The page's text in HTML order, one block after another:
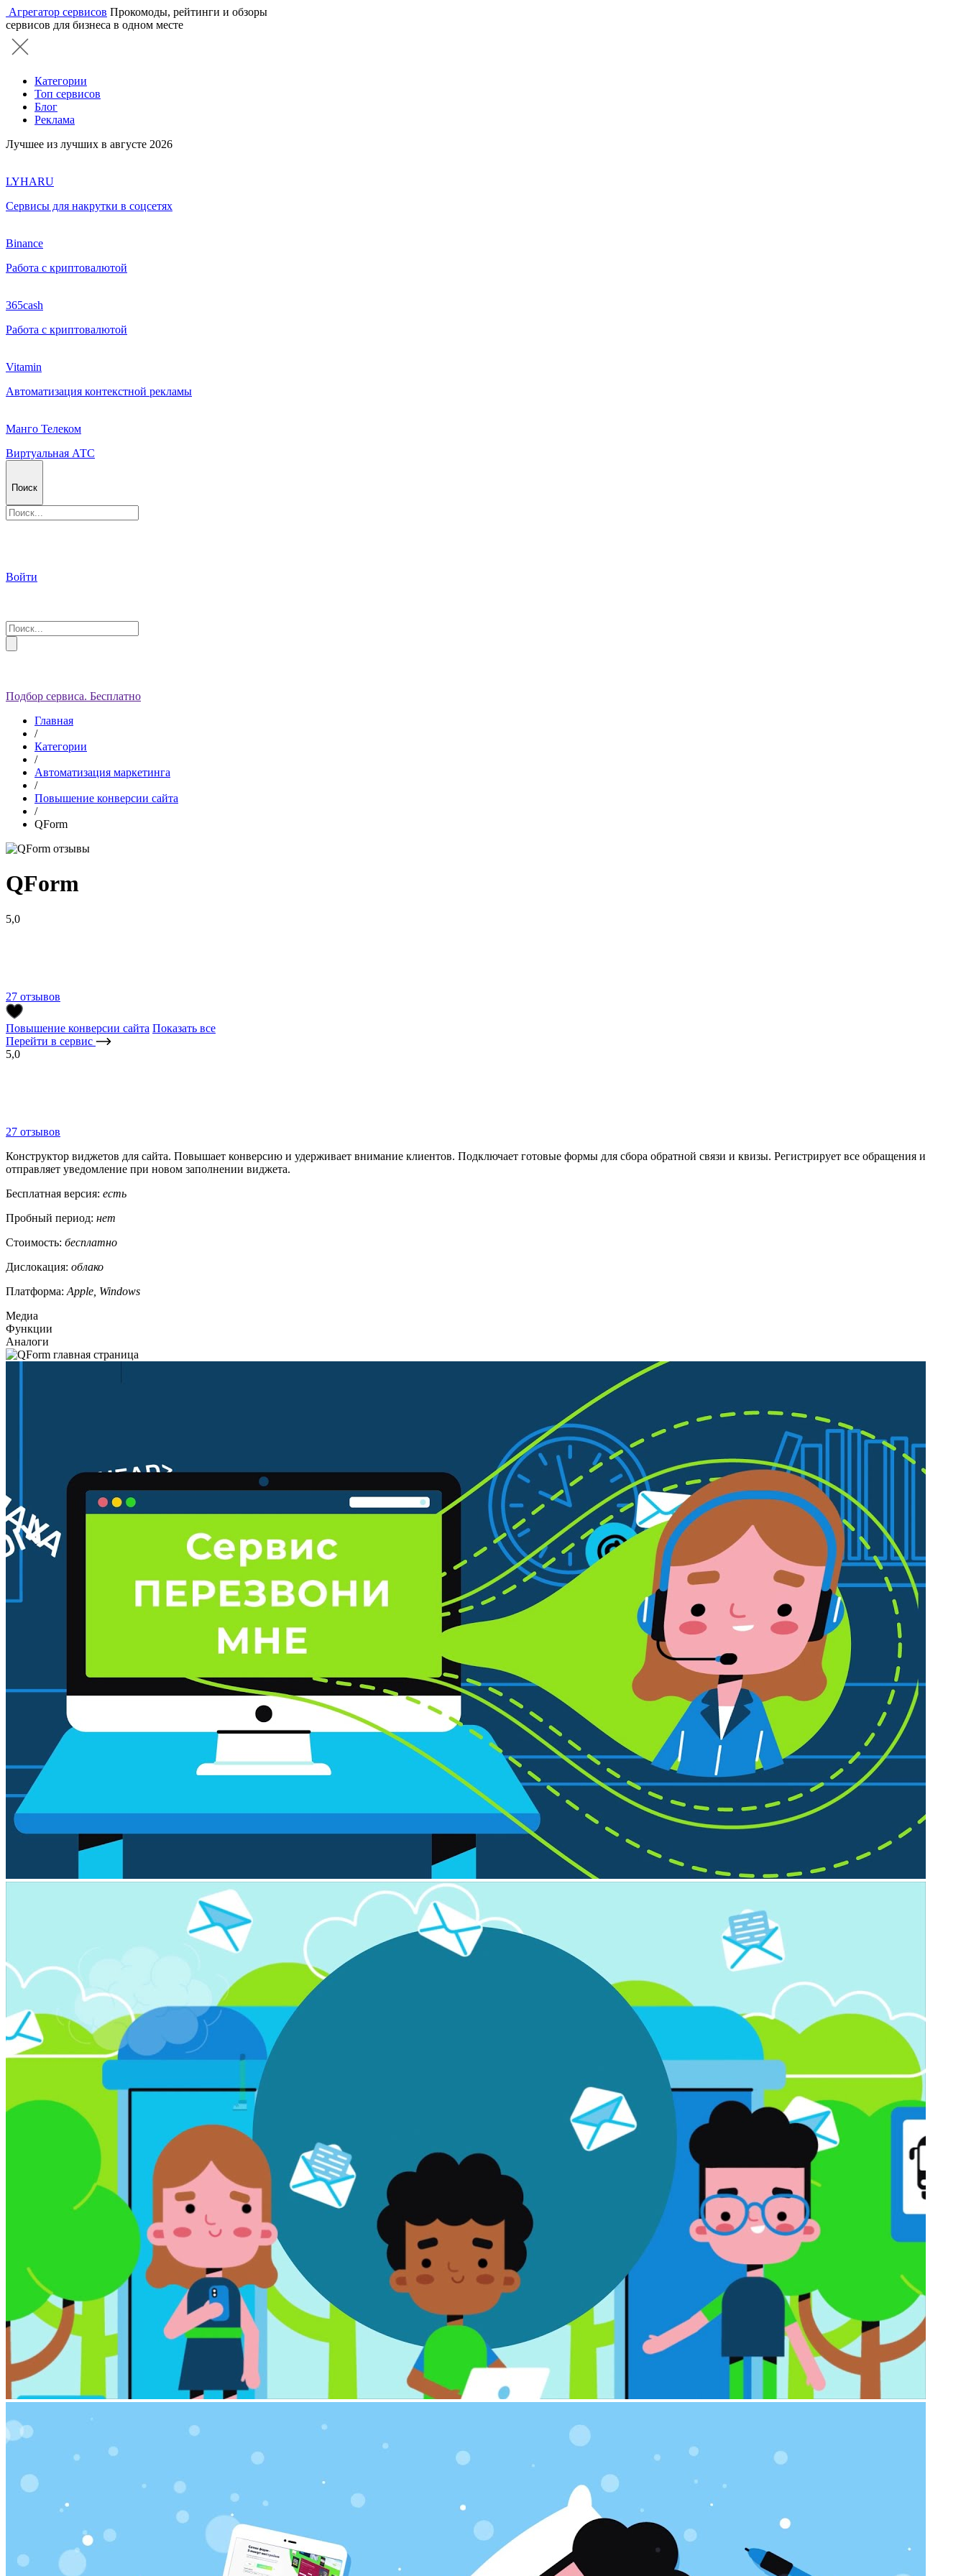
Агрегатор сервисов Прокомоды, рейтинги и обзоры
сервисов для бизнеса в одном месте
Категории
Топ сервисов
Блог
Реклама
Лучшее из лучших в августе 2026
LYHARU
Сервисы для накрутки в соцсетях
Binance
Работа с криптовалютой
365cash
Работа с криптовалютой
Vitamin
Автоматизация контекстной рекламы
Манго Телеком
Виртуальная АТС
Поиск
Войти
Подбор сервиса. Бесплатно
Главная
/
Категории
/
Автоматизация маркетинга
/
Повышение конверсии сайта
/
QForm
QForm
5,0
27 отзывов
Повышение конверсии сайта Показать все
Перейти в сервис
5,0
27 отзывов
Конструктор виджетов для сайта. Повышает конверсию и удерживает внимание клиентов. Подключает готовые формы для сбора обратной связи и квизы. Регистрирует все обращения и
отправляет уведомление при новом заполнении виджета.
Бесплатная версия: есть
Пробный период: нет
Стоимость: бесплатно
Дислокация: облако
Платформа: Apple, Windows
Медиа
Функции
Аналоги